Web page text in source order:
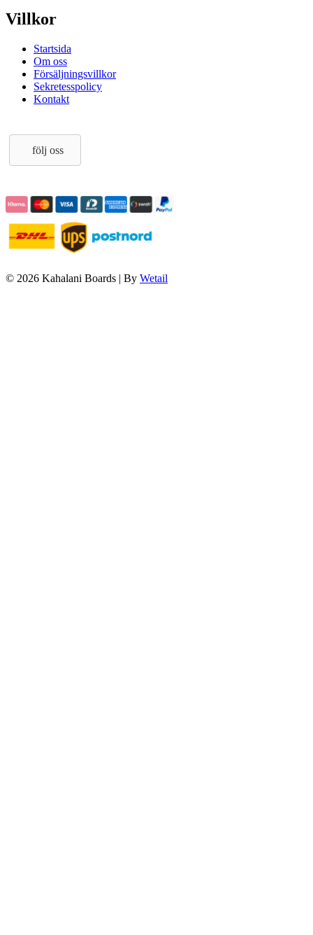
Villkor
Startsida
Om oss
Försäljningsvillkor
Sekretesspolicy
Kontakt
följ oss
© 2026 Kahalani Boards | By Wetail